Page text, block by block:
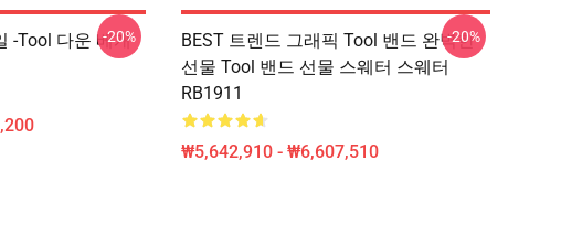
-tool 다운 베개
-20%
BEST 트렌드 그래픽 Tool 밴드 완벽한
선물 Tool 밴드 선물 스웨터 스웨터
RB1911
₩5,642,910 - ₩6,607,510
-20%